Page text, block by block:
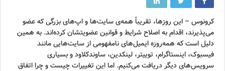
کرونوس – این روزها، تقریباً همه‌ی سایت‌ها و اپ‌های بزرگی که عضو
می‌پذیرند، اقدام به اصلاح شرایط و قوانین عضویتشان کرده‌اند. به همین
دلیل است که همه‌روزه ایمیل‌های نامفهومی از سایت‌هایی مانند
فیسبوک، اینستاگرام، توییتر، لینکدین، ساوندکلاود و بسیاری
سرویس‌های دیگر دریافت می‌کنیم. اما این تغییرات چیست و چرا اتفاق